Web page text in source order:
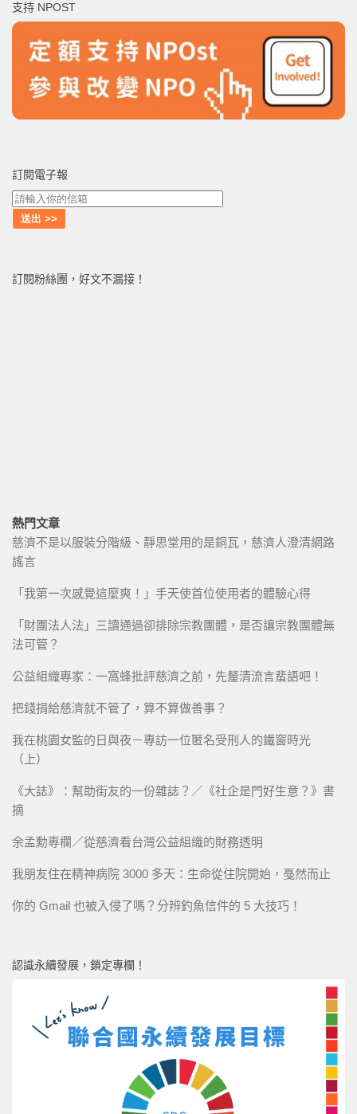
字:
支持 NPOST
訂閱電子報
訂閱粉絲團，好文不漏接！
熱門文章
慈濟不是以服裝分階級、靜思堂用的是銅瓦，慈濟人澄清網路
謠言
「我第一次感覺這麼爽！」手天使首位使用者的體驗心得
「財團法人法」三讀通過卻排除宗教團體，是否讓宗教團體無
法可管？
公益組織專家：一窩蜂批評慈濟之前，先釐清流言蜚語吧！
把錢捐給慈濟就不管了，算不算做善事？
我在桃園女監的日與夜－專訪一位匿名受刑人的鐵窗時光
（上）
《大誌》：幫助街友的一份雜誌？／《社企是門好生意？》書
摘
余孟勳專欄／從慈濟看台灣公益組織的財務透明
我朋友住在精神病院 3000 多天：生命從住院開始，戞然而止
你的 Gmail 也被入侵了嗎？分辨釣魚信件的 5 大技巧！
認識永續發展，鎖定專欄！